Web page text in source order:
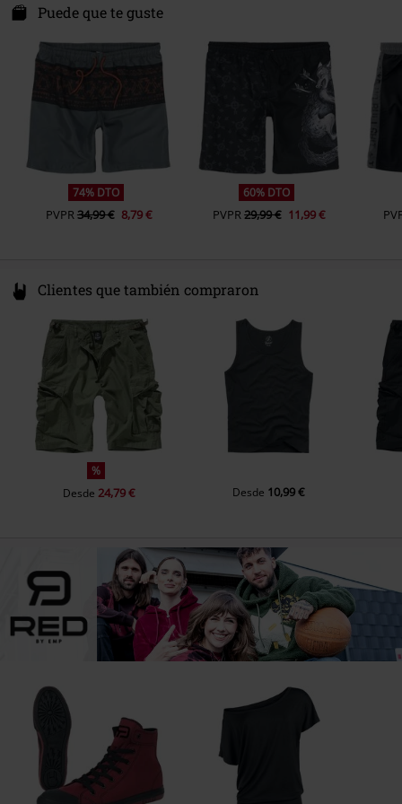
Sexo
Darmer Esch 70 a
Germany
www.emp.de
Puede que te guste
74% DTO
PVPR34,99 € 8,79 €
60% DTO
PVPR29,99 € 11,99 €
Clientes que también compraron
%
Desde 24,79 € Desde 10,99 €